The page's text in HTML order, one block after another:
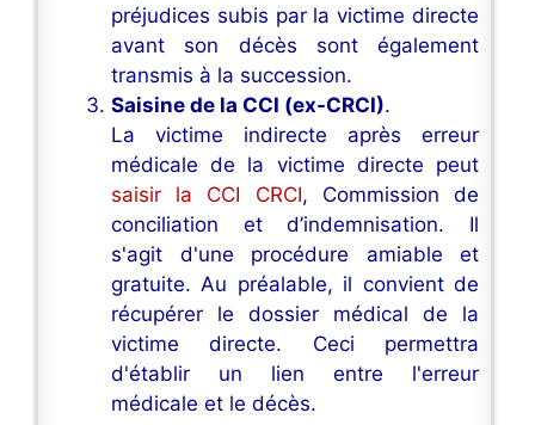
préjudices subis par la victime directe
avant son décès sont également
transmis à la succession.
Saisine de la CCI (ex-CRCI).
La victime indirecte après erreur
médicale de la victime directe peut
saisir la CCI CRCI, Commission de
conciliation et d’indemnisation. Il
s'agit d'une procédure amiable et
gratuite. Au préalable, il convient de
récupérer le dossier médical de la
victime directe. Ceci permettra
d'établir un lien entre l'erreur
médicale et le décès.